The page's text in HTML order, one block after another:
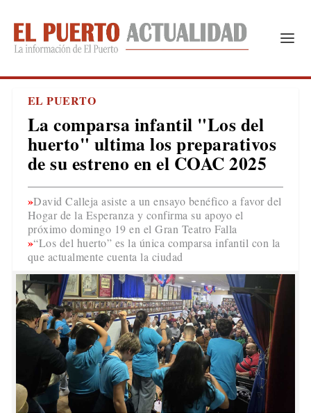
EL PUERTO
La comparsa infantil "Los del
huerto" ultima los preparativos
de su estreno en el COAC 2025
David Calleja asiste a un ensayo benéfico a favor del
Hogar de la Esperanza y confirma su apoyo el
próximo domingo 19 en el Gran Teatro Falla
“Los del huerto” es la única comparsa infantil con la
que actualmente cuenta la ciudad